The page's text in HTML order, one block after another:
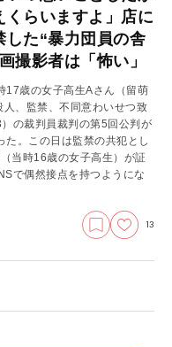
らいますよ」店に
た“暴力団員の舎
撮影者は「怖い」
17歳の女子高生Aさん（留萌
、監禁、不同意わいせつ致
の裁判員裁判の第5回公判が
。この日は監禁の共犯とし
当時16歳の女子高生）が証
で偶然接点を持つようにな
13